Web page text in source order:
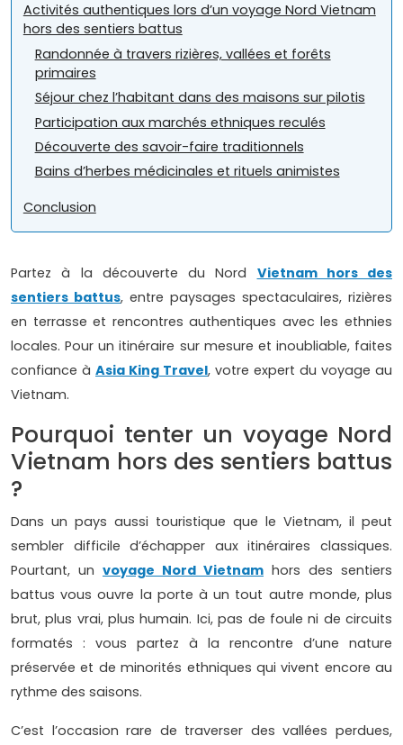
Activités authentiques lors d’un voyage Nord Vietnam
hors des sentiers battus
Randonnée à travers rizières, vallées et forêts
primaires
Séjour chez l’habitant dans des maisons sur pilotis
Participation aux marchés ethniques reculés
Découverte des savoir-faire traditionnels
Bains d’herbes médicinales et rituels animistes
Conclusion
Partez à la découverte du Nord Vietnam hors des
sentiers battus, entre paysages spectaculaires, rizières
en terrasse et rencontres authentiques avec les ethnies
locales. Pour un itinéraire sur mesure et inoubliable, faites
confiance à Asia King Travel, votre expert du voyage au
Vietnam.
Pourquoi tenter un voyage Nord
Vietnam hors des sentiers battus
?
Dans un pays aussi touristique que le Vietnam, il peut
sembler difficile d’échapper aux itinéraires classiques.
Pourtant, un voyage Nord Vietnam hors des sentiers
battus vous ouvre la porte à un tout autre monde, plus
brut, plus vrai, plus humain. Ici, pas de foule ni de circuits
formatés : vous partez à la rencontre d’une nature
préservée et de minorités ethniques qui vivent encore au
rythme des saisons.
C’est l’occasion rare de traverser des vallées perdues,